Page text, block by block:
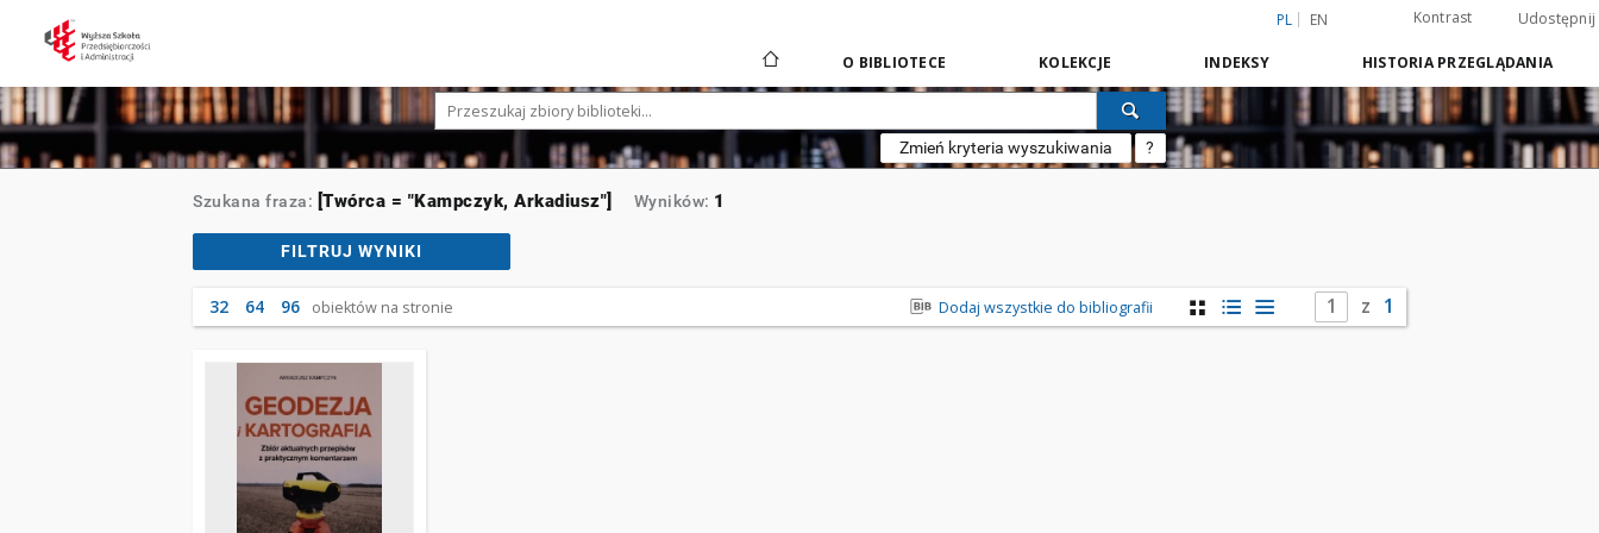
PL EN Kontrast Udostępnij
O BIBLIOTECE KOLEKCJE INDEKSY HISTORIA PRZEGLĄDANIA
Zmień kryteria wyszukiwania ?
Szukana fraza: [Twórca = "Kampczyk, Arkadiusz"] Wyników: 1
FILTRUJ WYNIKI
32 64 96 obiektów na stronie Dodaj wszystkie do bibliografii z 1